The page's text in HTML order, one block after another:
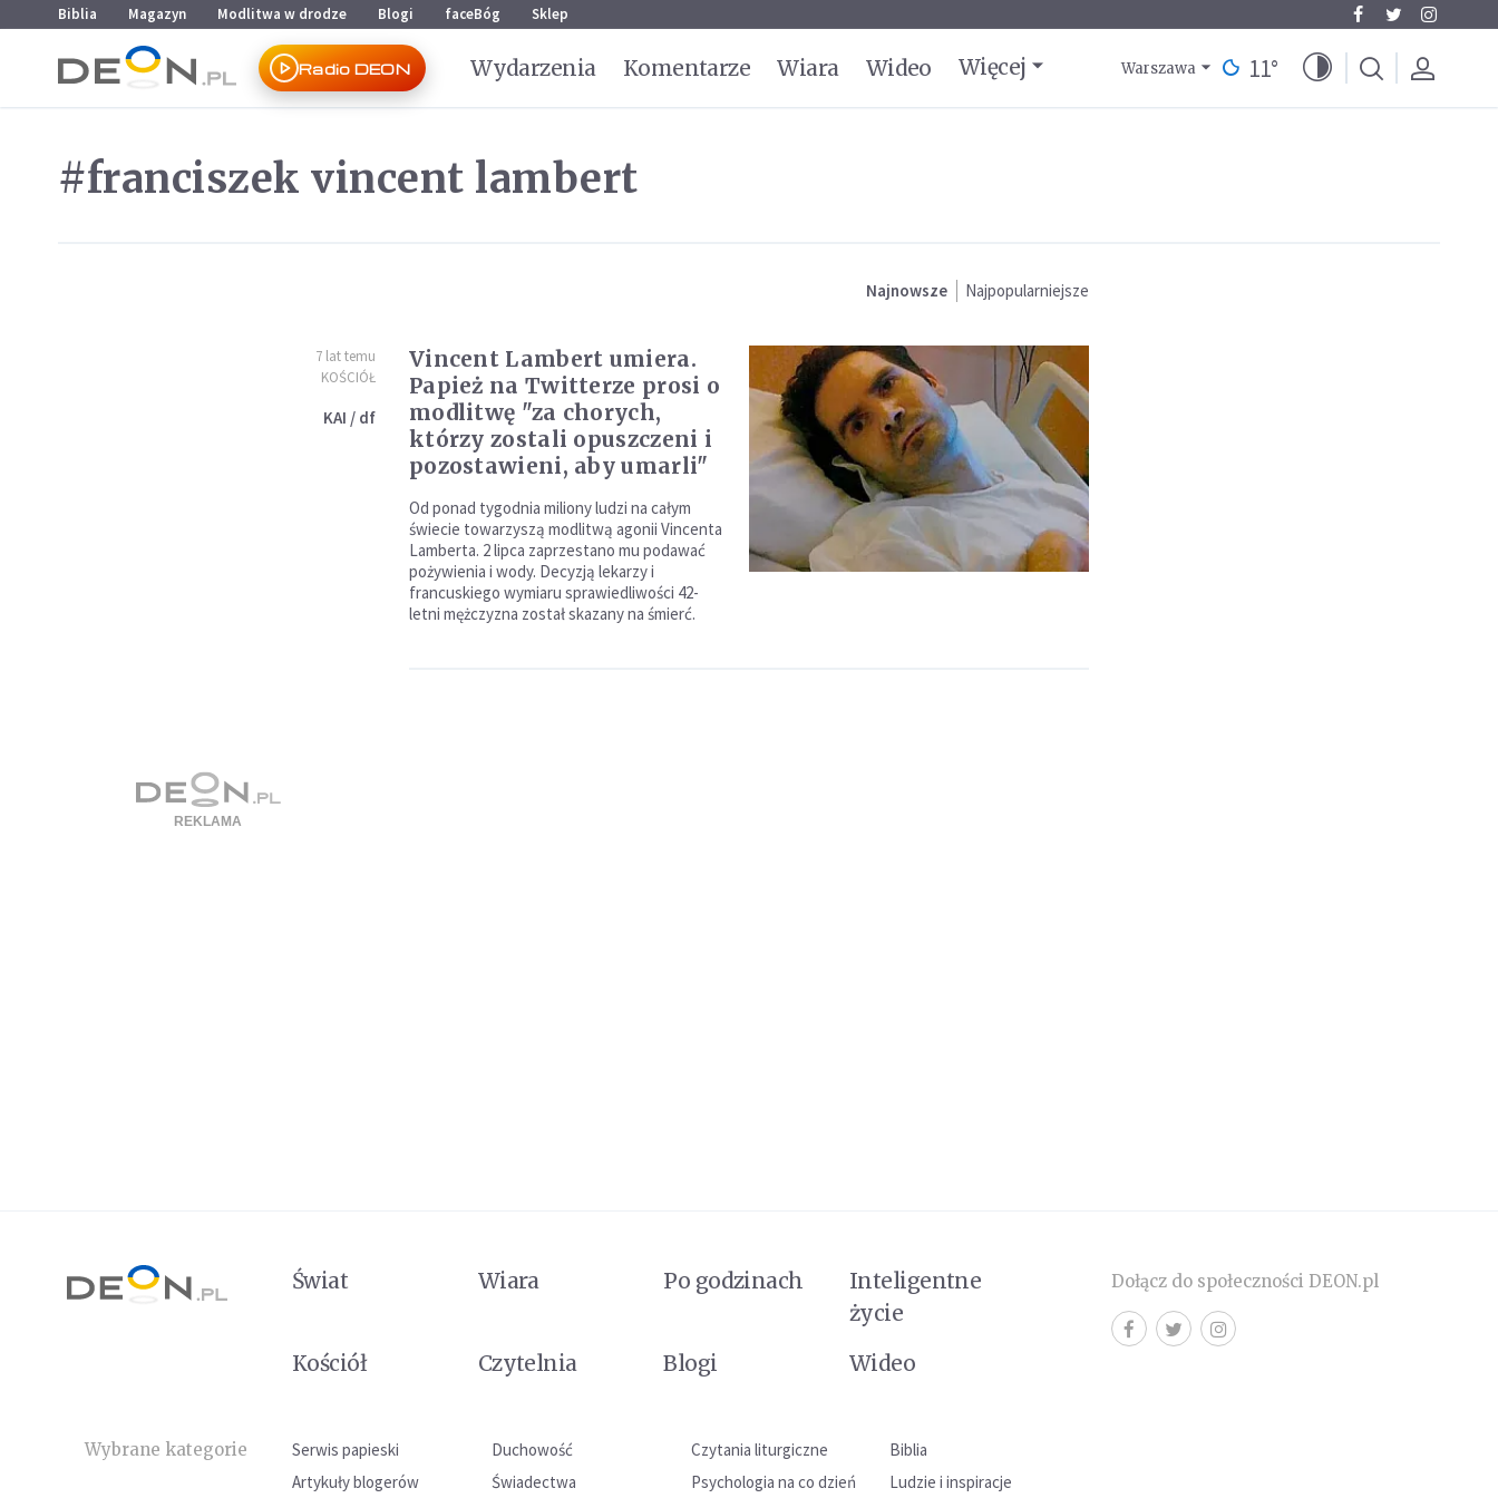
Przejdź do menu głównego
Przejdź do treści
Biblia Magazyn Modlitwa w drodze Blogi faceBóg Sklep
Radio DEON Wydarzenia Komentarze Wiara Wideo Więcej Warszawa 11°
#franciszek vincent lambert
Najnowsze Najpopularniejsze
7 lat temu
KOŚCIÓŁ
KAI / df
Vincent Lambert umiera.
Papież na Twitterze prosi o
modlitwę "za chorych,
którzy zostali opuszczeni i
pozostawieni, aby umarli"
Od ponad tygodnia miliony ludzi na całym
świecie towarzyszą modlitwą agonii Vincenta
Lamberta. 2 lipca zaprzestano mu podawać
pożywienia i wody. Decyzją lekarzy i
francuskiego wymiaru sprawiedliwości 42-
letni mężczyzna został skazany na śmierć.
Świat Wiara Po godzinach
Inteligentne
życie
Kościół
Czytelnia Blogi Wideo
Wybrane kategorie Serwis papieski Duchowość Czytania liturgiczne
Biblia
Artykuły blogerów
Świadectwa Psychologia na co dzień Ludzie i inspiracje
Dołącz do społeczności DEON.pl